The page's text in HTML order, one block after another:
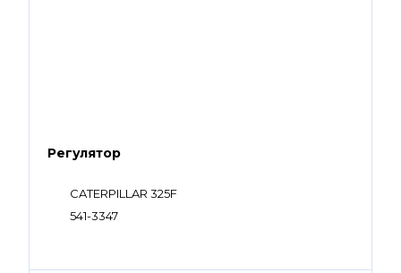
Регулятор
CATERPILLAR 325F
541-3347